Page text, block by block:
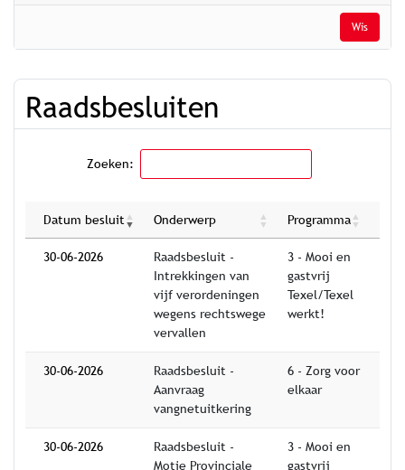
Wis
Raadsbesluiten
Zoeken:
Datum besluit Onderwerp Programma
30-06-2026
Raadsbesluit -
Intrekkingen van
vijf verordeningen
wegens rechtswege
vervallen
3 - Mooi en
gastvrij
Texel/Texel
werkt!
30-06-2026
Raadsbesluit -
Aanvraag
vangnetuitkering
6 - Zorg voor
elkaar
30-06-2026
Raadsbesluit -
Motie Provinciale
3 - Mooi en
gastvrij